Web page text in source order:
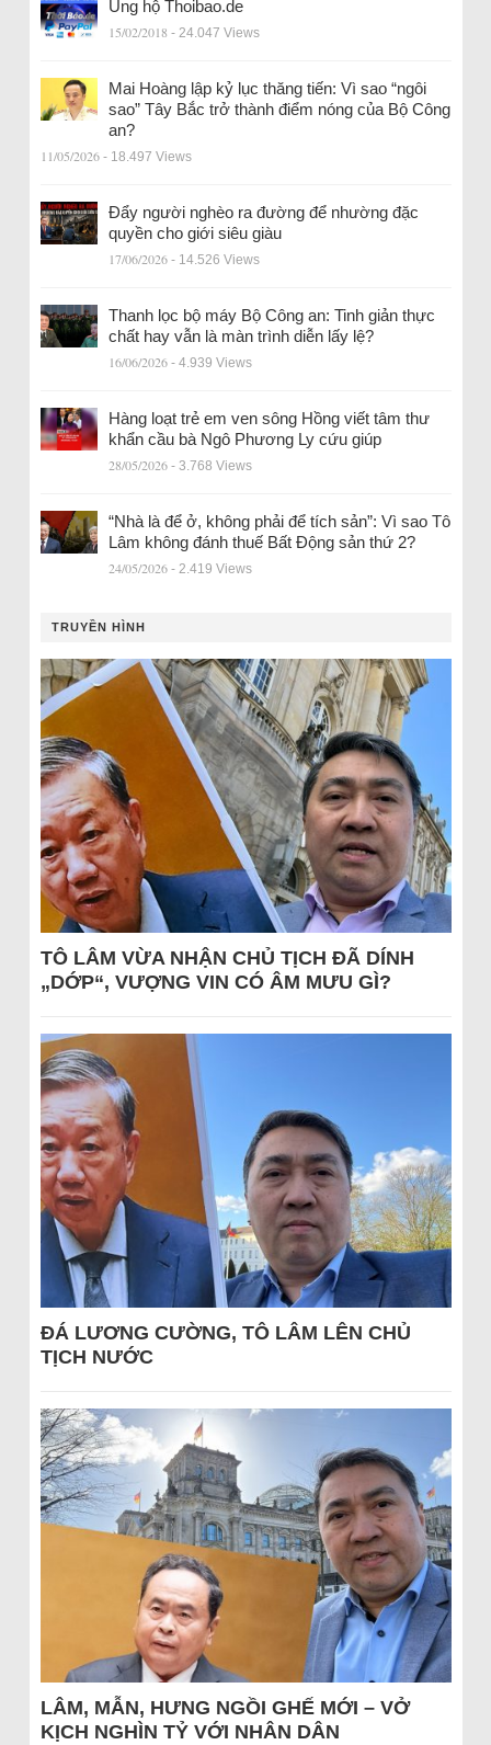
Ủng hộ Thoibao.de
15/02/2018 - 24.047 Views
Mai Hoàng lập kỷ lục thăng tiến: Vì sao “ngôi
sao” Tây Bắc trở thành điểm nóng của Bộ Công
an?
11/05/2026 - 18.497 Views
Đẩy người nghèo ra đường để nhường đặc
quyền cho giới siêu giàu
17/06/2026 - 14.526 Views
Thanh lọc bộ máy Bộ Công an: Tinh giản thực
chất hay vẫn là màn trình diễn lấy lệ?
16/06/2026 - 4.939 Views
Hàng loạt trẻ em ven sông Hồng viết tâm thư
khẩn cầu bà Ngô Phương Ly cứu giúp
28/05/2026 - 3.768 Views
“Nhà là để ở, không phải để tích sản”: Vì sao Tô
Lâm không đánh thuế Bất Động sản thứ 2?
24/05/2026 - 2.419 Views
TRUYỀN HÌNH
TÔ LÂM VỪA NHẬN CHỦ TỊCH ĐÃ DÍNH
„DỚP“, VƯỢNG VIN CÓ ÂM MƯU GÌ?
ĐÁ LƯƠNG CƯỜNG, TÔ LÂM LÊN CHỦ
TỊCH NƯỚC
LÂM, MẪN, HƯNG NGỒI GHẾ MỚI – VỞ
KỊCH NGHÌN TỶ VỚI NHÂN DÂN